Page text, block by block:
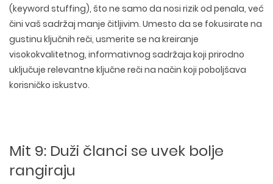
(keyword stuffing), što ne samo da nosi rizik od penala, već
čini vaš sadržaj manje čitljivim. Umesto da se fokusirate na
gustinu ključnih reči, usmerite se na kreiranje
visokokvalitetnog, informativnog sadržaja koji prirodno
uključuje relevantne ključne reči na način koji poboljšava
korisničko iskustvo.
Mit 9: Duži članci se uvek bolje
rangiraju